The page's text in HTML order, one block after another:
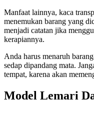
Manfaat lainnya, kaca
menemukan barang yang
menjadi catatan jika
kerapiannya.
Anda harus menaruh
sedap dipandang mata.
tempat, karena akan
Model Lemari